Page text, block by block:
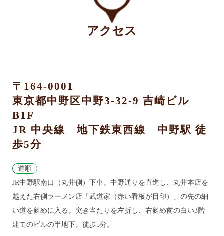
アクセス
〒164-0001
東京都中野区中野3-32-9 吉崎ビル
B1F
JR 中央線 地下鉄東西線 中野駅 徒
歩5分
道順
JR中野駅南口（丸井側）下車。中野通りを直進し、丸井本店を
越えた右側ラーメン店「武道家（赤い看板が目印）」の先の細
い道を斜めに入る。突き当たりを左折し、右斜め前の白い3階
建てのビルの半地下。徒歩5分。